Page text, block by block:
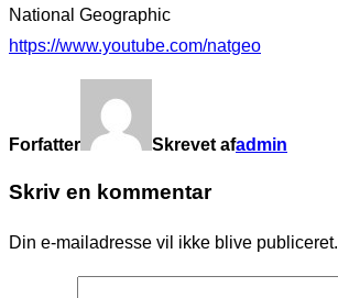
National Geographic
https://www.youtube.com/natgeo
Forfatter Skrevet afadmin
Skriv en kommentar
Din e-mailadresse vil ikke blive publiceret.